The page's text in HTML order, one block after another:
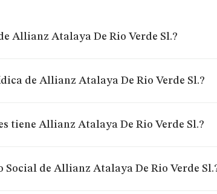
Allianz Atalaya De Rio Verde Sl.?
de Allianz Atalaya De Rio Verde Sl.?
tiene Allianz Atalaya De Rio Verde Sl.?
Social de Allianz Atalaya De Rio Verde